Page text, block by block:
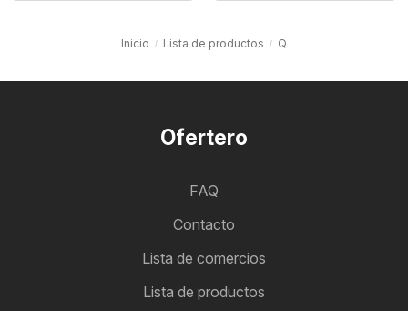
Inicio Lista de productos Q
Ofertero
FAQ
Contacto
Lista de comercios
Lista de productos